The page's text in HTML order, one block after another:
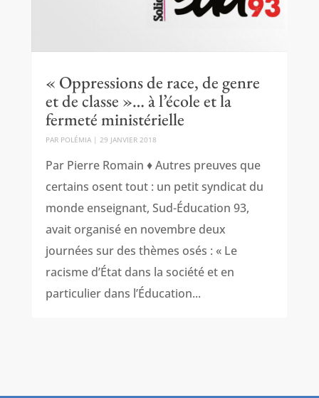
« Oppressions de race, de genre
et de classe »… à l’école et la
fermeté ministérielle
PAR POLÉMIA| 29 JANVIER 2018
Par Pierre Romain ♦ Autres preuves que
certains osent tout : un petit syndicat du
monde enseignant, Sud-Éducation 93,
avait organisé en novembre deux
journées sur des thèmes osés : « Le
racisme d’État dans la société et en
particulier dans l’Éducation...